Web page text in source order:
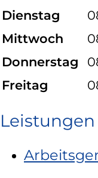
Dienstag
Mittwoch
Donnerstag
Freitag
Leistungen